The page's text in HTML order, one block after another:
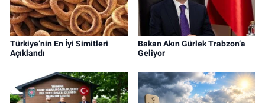
Türkiye’nin En İyi Simitleri
Açıklandı
Bakan Akın Gürlek Trabzon’a
Geliyor